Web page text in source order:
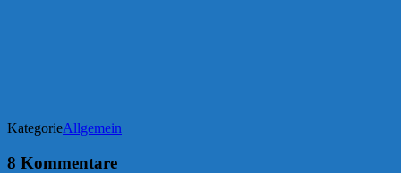
KategorieAllgemein
8 Kommentare